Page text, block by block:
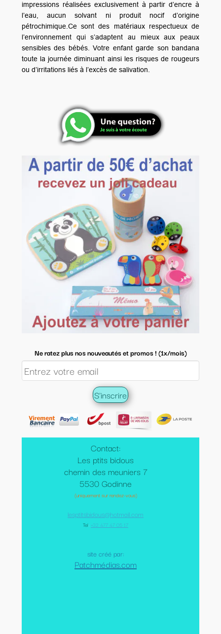
Contact:
Les ptits bidous
chemin des meuniers 7
5530 Godinne
(uniquement sur rendez-vous)
lesptitsbidous@hotmail.com
Tel: +32 477 47 05 17
site créé par:
Patchmédias.com
Ne ratez plus nos nouveautés et promos ! (1x/mois)
impressions réalisées exclusivement à partir d’encre à
l’eau, aucun solvant ni produit nocif d’origine
pétrochimique.Ce sont des matériaux respectueux de
l’environnement qui s’adaptent au mieux aux peaux
sensibles des bébés. Votre enfant garde son bandana
toute la journée diminuant ainsi les risques de rougeurs
ou d’irritations liés à l’excès de salivation.